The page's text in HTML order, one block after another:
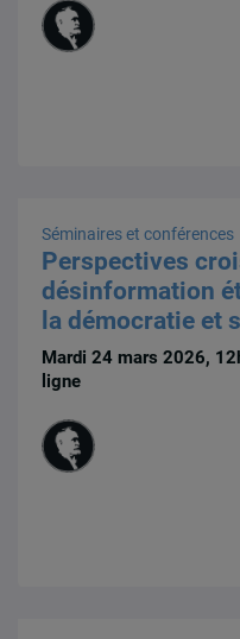
Séminaires et conférences
Perspectives
désinformation
la démocratie et
Mardi 24 mars 2026,
ligne